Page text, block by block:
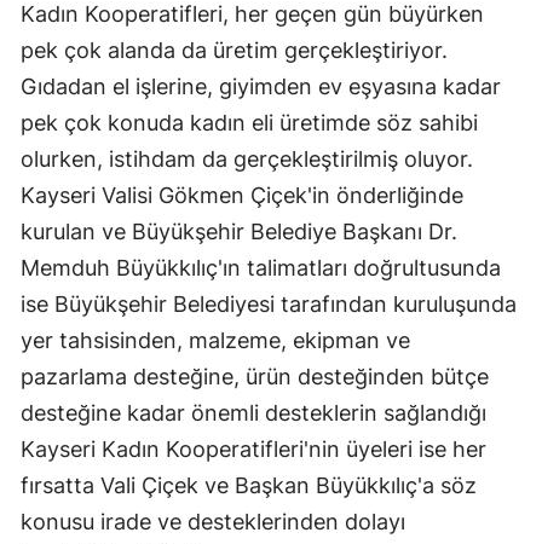
Kadın Kooperatifleri, her geçen gün büyürken
pek çok alanda da üretim gerçekleştiriyor.
Gıdadan el işlerine, giyimden ev eşyasına kadar
pek çok konuda kadın eli üretimde söz sahibi
olurken, istihdam da gerçekleştirilmiş oluyor.
Kayseri Valisi Gökmen Çiçek'in önderliğinde
kurulan ve Büyükşehir Belediye Başkanı Dr.
Memduh Büyükkılıç'ın talimatları doğrultusunda
ise Büyükşehir Belediyesi tarafından kuruluşunda
yer tahsisinden, malzeme, ekipman ve
pazarlama desteğine, ürün desteğinden bütçe
desteğine kadar önemli desteklerin sağlandığı
Kayseri Kadın Kooperatifleri'nin üyeleri ise her
fırsatta Vali Çiçek ve Başkan Büyükkılıç'a söz
konusu irade ve desteklerinden dolayı